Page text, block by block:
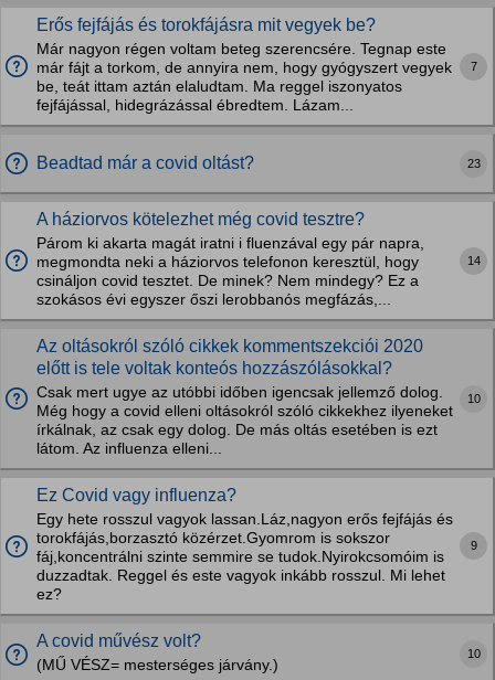
Erős fejfájás és torokfájásra mit vegyek be?
Már nagyon régen voltam beteg szerencsére. Tegnap este
már fájt a torkom, de annyira nem, hogy gyógyszert vegyek
be, teát ittam aztán elaludtam. Ma reggel iszonyatos
fejfájással, hidegrázással ébredtem. Lázam...
7
Beadtad már a covid oltást? 23
A háziorvos kötelezhet még covid tesztre?
Párom ki akarta magát iratni i fluenzával egy pár napra,
megmondta neki a háziorvos telefonon keresztül, hogy
csináljon covid tesztet. De minek? Nem mindegy? Ez a
szokásos évi egyszer őszi lerobbanós megfázás,...
14
Az oltásokról szóló cikkek kommentszekciói 2020
előtt is tele voltak konteós hozzászólásokkal?
Csak mert ugye az utóbbi időben igencsak jellemző dolog.
Még hogy a covid elleni oltásokról szóló cikkekhez ilyeneket
írkálnak, az csak egy dolog. De más oltás esetében is ezt
látom. Az influenza elleni...
10
Ez Covid vagy influenza?
Egy hete rosszul vagyok lassan.Láz,nagyon erős fejfájás és
torokfájás,borzasztó közérzet.Gyomrom is sokszor
fáj,koncentrálni szinte semmire se tudok.Nyirokcsomóim is
duzzadtak. Reggel és este vagyok inkább rosszul. Mi lehet
ez?
9
A covid művész volt?
(MŰ VÉSZ= mesterséges járvány.)
10